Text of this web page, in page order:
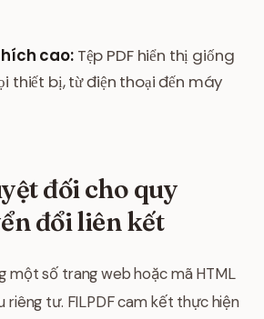
cao:Tệp PDF hiển thị giống
thiết bị, từ điện thoại đến máy
đối cho quy
đổi liên kết
một số trang web hoặc mã HTML
riêng tư. FILPDF cam kết thực hiện